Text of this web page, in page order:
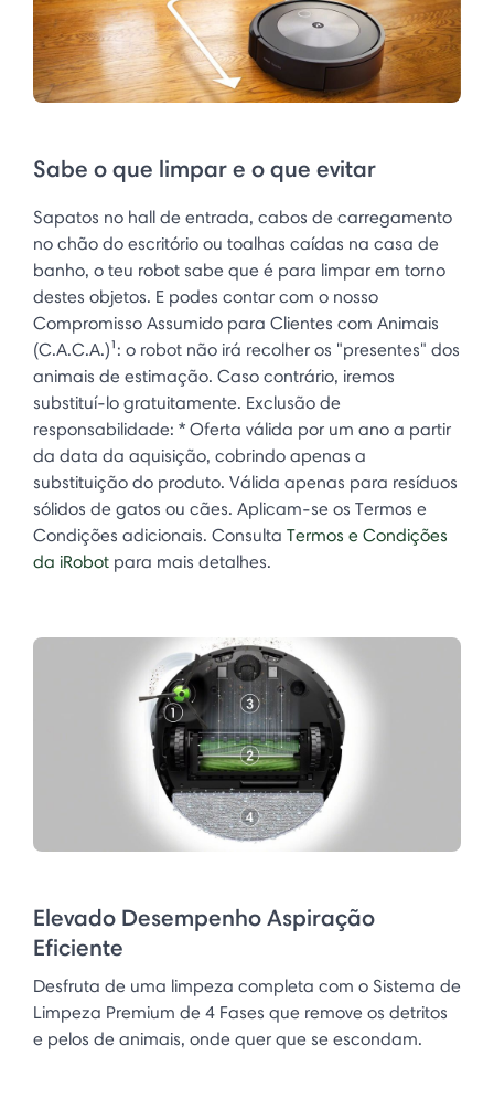
Sabe o que limpar e o que evitar
Sapatos no hall de entrada, cabos de carregamento
no chão do escritório ou toalhas caídas na casa de
banho, o teu robot sabe que é para limpar em torno
destes objetos. E podes contar com o nosso
Compromisso Assumido para Clientes com Animais
(C.A.C.A.)¹: o robot não irá recolher os "presentes" dos
animais de estimação. Caso contrário, iremos
substituí-lo gratuitamente. Exclusão de
responsabilidade: * Oferta válida por um ano a partir
da data da aquisição, cobrindo apenas a
substituição do produto. Válida apenas para resíduos
sólidos de gatos ou cães. Aplicam-se os Termos e
Condições adicionais. Consulta Termos e Condições
da iRobot para mais detalhes.
Elevado Desempenho Aspiração
Eficiente
Desfruta de uma limpeza completa com o Sistema de
Limpeza Premium de 4 Fases que remove os detritos
e pelos de animais, onde quer que se escondam.